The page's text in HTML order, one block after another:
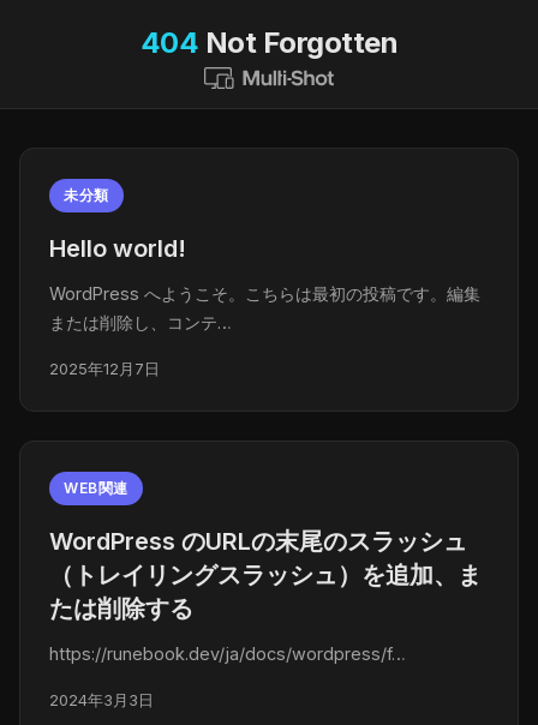
404 Not Forgotten
未分類
Hello world!
WordPress へようこそ。こちらは最初の投稿です。編集
または削除し、コンテ…
2025年12月7日
WEB関連
WordPress のURLの末尾のスラッシュ
（トレイリングスラッシュ）を追加、ま
たは削除する
https://runebook.dev/ja/docs/wordpress/f…
2024年3月3日